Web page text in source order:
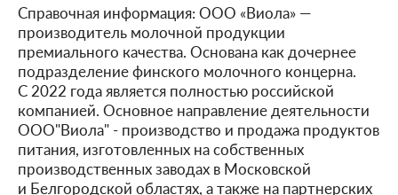
Справочная информация: ООО «Виола» —
производитель молочной продукции
премиального качества. Основана как дочернее
подразделение финского молочного концерна.
С 2022 года является полностью российской
компанией. Основное направление деятельности
ООО"Виола" - производство и продажа продуктов
питания, изготовленных на собственных
производственных заводах в Московской
и Белгородской областях, а также на партнерских